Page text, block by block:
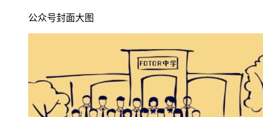
公众号封面大图